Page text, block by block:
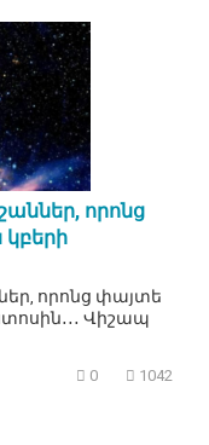
որոնց
որոնց փայտե
Վիշապ
0 1042